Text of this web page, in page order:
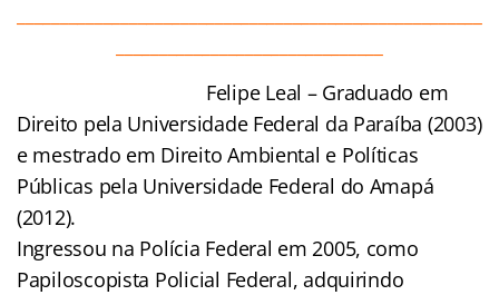
Felipe Leal – Graduado em
Direito pela Universidade Federal da Paraíba (2003)
e mestrado em Direito Ambiental e Políticas
Públicas pela Universidade Federal do Amapá
(2012).
Ingressou na Polícia Federal em 2005, como
Papiloscopista Policial Federal, adquirindo